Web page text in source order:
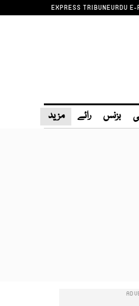
EXPRESS TRIBUNEURDU E-
بزنس رائے مزید